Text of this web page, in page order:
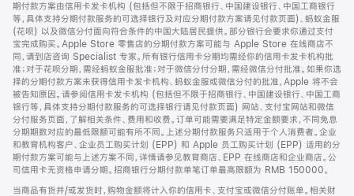
期付款方案由信用卡发卡机构 (包括但不限于招商银行、中国建设银行、中国工商银行
等，具体支持分期付款服务的可选择银行及对应分期付款方案请见付款页面)、蚂蚁金服
(花呗) 以及微信分付面向符合条件的中国大陆居民提供。部分银行会要求你通过支付
宝完成购买。Apple Store 零售店的分期付款方案可能与 Apple Store 在线商店不
同，请到店咨询 Specialist 专家。所有银行信用卡分期均需经你的信用卡发卡机构批
准；对于花呗分期，需经蚂蚁金服批准；对于微信分付分期，需经微信分付批准。如果你选
择的分期付款方案未获得信用卡发卡机构、蚂蚁金服或微信分付的批准，Apple 将不会
被告知原因。请参阅信用卡发卡机构 (包括但不限于招商银行、中国建设银行、中国工商
银行等，具体支持分期付款服务的可选择银行请见付款页面) 网站、支付宝网站和微信
分付服务页面，了解相关条件、费用和收费。订单可能需要满足特定金额要求，不同免息
分期期数对应的最低限额可能有所不同。上述分期付款服务只适用于个人消费者。企业
和教育机构客户、企业员工购买计划 (EPP) 和 Apple 员工购买计划 (EPP) 适用的分
期付款方案可能与上述方案不同，详情请参见教育商店、EPP 在线商店和企业商店。公
司信用卡无资格申请分期。招商银行分期付款单笔订单最高限额为 RMB 150000。
当商品有货并/或发货时，购物金额将计入你的信用卡、支付宝或微信分付账单。相关财